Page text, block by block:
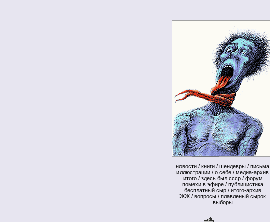
новости / книги / шендевры / письма
иллюстрации / о себе / медиа-архив
итого/ здесь был ссср/ форум
помехи в эфире / публицистика
бесплатный сыр / итого-архив
ЖЖ / вопросы / плавленый сырок
выборы